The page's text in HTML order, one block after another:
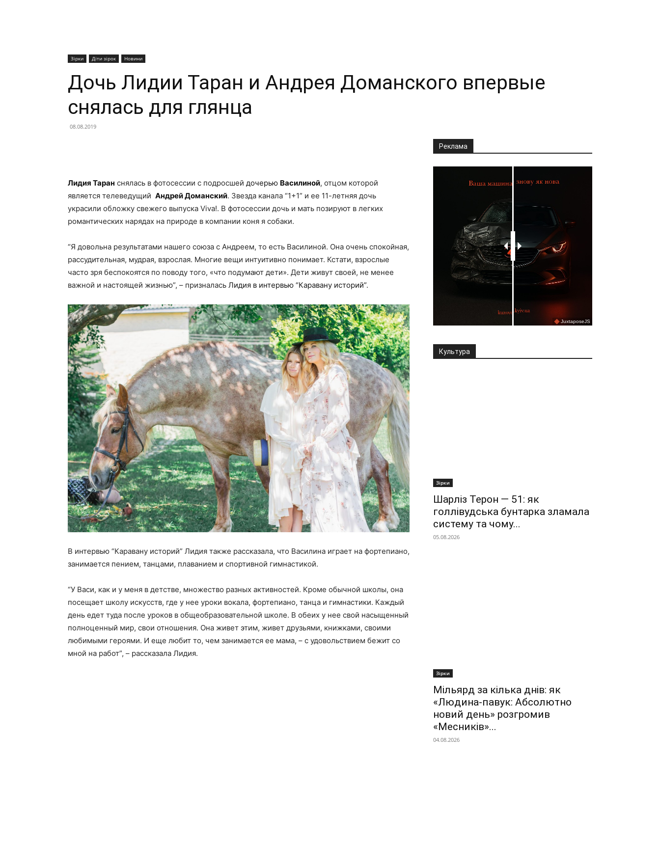
Зірки Діти зірок Новини
Дочь Лидии Таран и Андрея Доманского впервые
снялась для глянца
08.08.2019
Лидия Таран снялась в фотосессии с подросшей дочерью Василиной, отцом которой
является телеведущий Андрей Доманский. Звезда канала “1+1” и ее 11-летняя дочь
украсили обложку свежего выпуска Viva!. В фотосессии дочь и мать позируют в легких
романтических нарядах на природе в компании коня я собаки.
“Я довольна результатами нашего союза с Андреем, то есть Василиной. Она очень спокойная,
рассудительная, мудрая, взрослая. Многие вещи интуитивно понимает. Кстати, взрослые
часто зря беспокоятся по поводу того, «что подумают дети». Дети живут своей, не менее
важной и настоящей жизнью”, – призналась Лидия в интервью “Каравану историй”.
В интервью “Каравану историй” Лидия также рассказала, что Василина играет на фортепиано,
занимается пением, танцами, плаванием и спортивной гимнастикой.
“У Васи, как и у меня в детстве, множество разных активностей. Кроме обычной школы, она
посещает школу искусств, где у нее уроки вокала, фортепиано, танца и гимнастики. Каждый
день едет туда после уроков в общеобразовательной школе. В обеих у нее свой насыщенный
полноценный мир, свои отношения. Она живет этим, живет друзьями, книжками, своими
любимыми героями. И еще любит то, чем занимается ее мама, – с удовольствием бежит со
мной на работ”, – рассказала Лидия.
Реклама
Культура
Зірки
Шарліз Терон — 51: як
голлівудська бунтарка зламала
систему та чому...
05.08.2026
Зірки
Мільярд за кілька днів: як
«Людина-павук: Абсолютно
новий день» розгромив
«Месників»...
04.08.2026